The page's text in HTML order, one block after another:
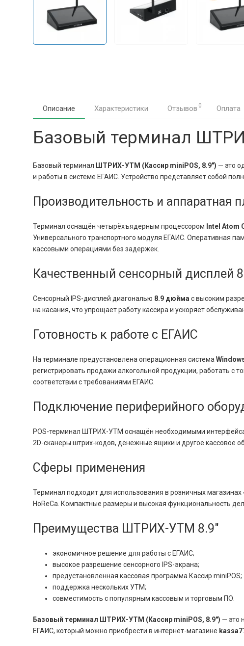
Описание Характеристики Отзывов 0 Оплата
Базовый терминал
Базовый терминал ШТРИХ-УТМ (Кассир miniPOS, 8.9″) — это
и работы в системе ЕГАИС. Устройство представляет собой
Производительность и аппаратная
Терминал оснащён четырёхъядерным процессором Intel Atom
Универсального транспортного модуля ЕГАИС. Оперативная
кассовыми операциями без задержек.
Качественный сенсорный дисплей
Сенсорный IPS-дисплей диагональю 8.9 дюйма с высоким
на касания, что упрощает работу кассира и ускоряет
Готовность к работе с ЕГАИС
На терминале предустановлена операционная система
регистрировать продажи алкогольной продукции, работать
соответствии с требованиями ЕГАИС.
Подключение периферийного
POS-терминал ШТРИХ-УТМ оснащён необходимыми
2D-сканеры штрих-кодов, денежные ящики и другое кассовое
Сферы применения
Терминал подходит для использования в розничных магазинах
HoReCa. Компактные размеры и высокая функциональность
Преимущества ШТРИХ-УТМ 8.9″
экономичное решение для работы с ЕГАИС;
высокое разрешение сенсорного IPS-экрана;
предустановленная кассовая программа Кассир miniPOS;
поддержка нескольких УТМ;
совместимость с популярным кассовым и торговым ПО.
Базовый терминал ШТРИХ-УТМ (Кассир miniPOS, 8.9″) — это
ЕГАИС, который можно приобрести в интернет-магазине